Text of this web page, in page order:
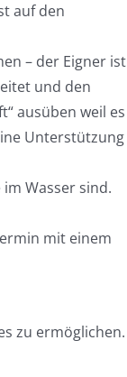
auf den
– der Eigner ist
und den
ausüben weil es
Unterstützung
Wasser sind.
mit einem
zu ermöglichen.